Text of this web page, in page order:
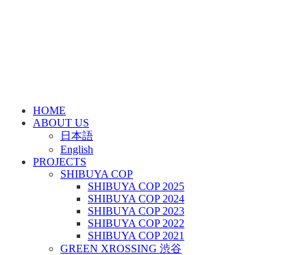
HOME
ABOUT US
日本語
English
PROJECTS
SHIBUYA COP
SHIBUYA COP 2025
SHIBUYA COP 2024
SHIBUYA COP 2023
SHIBUYA COP 2022
SHIBUYA COP 2021
GREEN XROSSING 渋谷